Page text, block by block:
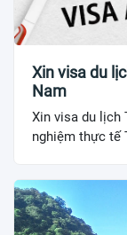
Xin visa du
Nam
Xin visa du lịch
nghiệm thực tế